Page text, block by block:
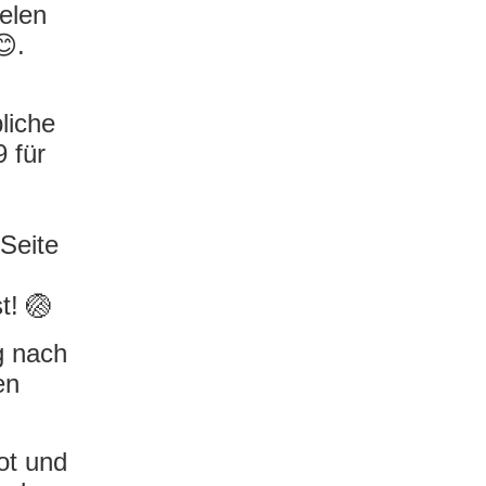
für
🏐
nach
und